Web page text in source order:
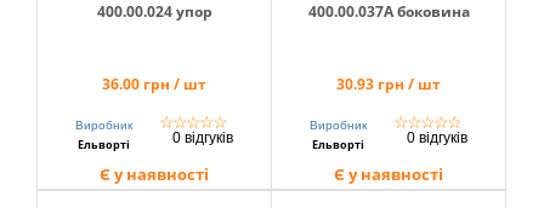
400.00.024 упор
36.00 грн / шт
Виробник
Ельворті
☆☆☆☆☆
0 відгуків
Є у наявності
400.00.037А боковина
30.93 грн / шт
Виробник
Ельворті
☆☆☆☆☆
0 відгуків
Є у наявності